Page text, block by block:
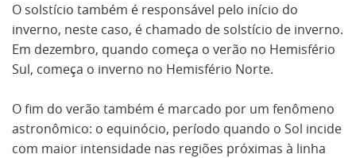
O solstício também é responsável pelo início do
inverno, neste caso, é chamado de solstício de inverno.
Em dezembro, quando começa o verão no Hemisfério
Sul, começa o inverno no Hemisfério Norte.
O fim do verão também é marcado por um fenômeno
astronômico: o equinócio, período quando o Sol incide
com maior intensidade nas regiões próximas à linha